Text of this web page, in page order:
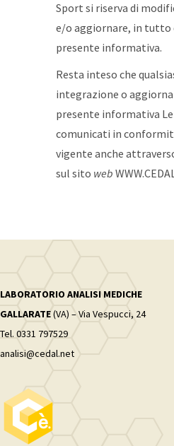
Sport si riserva di
e/o aggiornare, in tutto
presente informativa.
Resta inteso che
integrazione o
presente informativa
comunicati in
vigente anche
sul sito web
LABORATORIO ANALISI MEDICHE
GALLARATE(VA) – Via Vespucci, 24
Tel. 0331 797529
analisi@cedal.net